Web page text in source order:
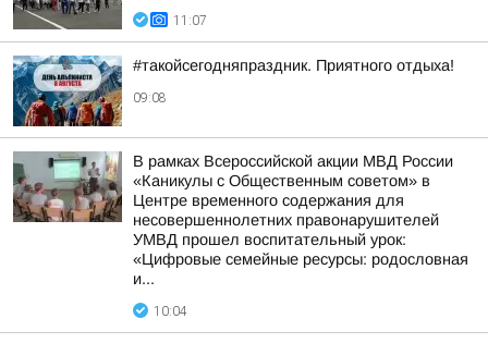
11:07
#такойсегодняпраздник. Приятного отдыха!
09:08
В рамках Всероссийской акции МВД России
«Каникулы с Общественным советом» в
Центре временного содержания для
несовершеннолетних правонарушителей
УМВД прошел воспитательный урок:
«Цифровые семейные ресурсы: родословная
и...
10:04